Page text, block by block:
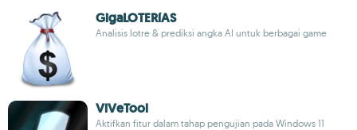
GigaLOTERíAS
Analisis lotre & prediksi angka AI untuk berbagai game
ViVeTool
Aktifkan fitur dalam tahap pengujian pada Windows 11